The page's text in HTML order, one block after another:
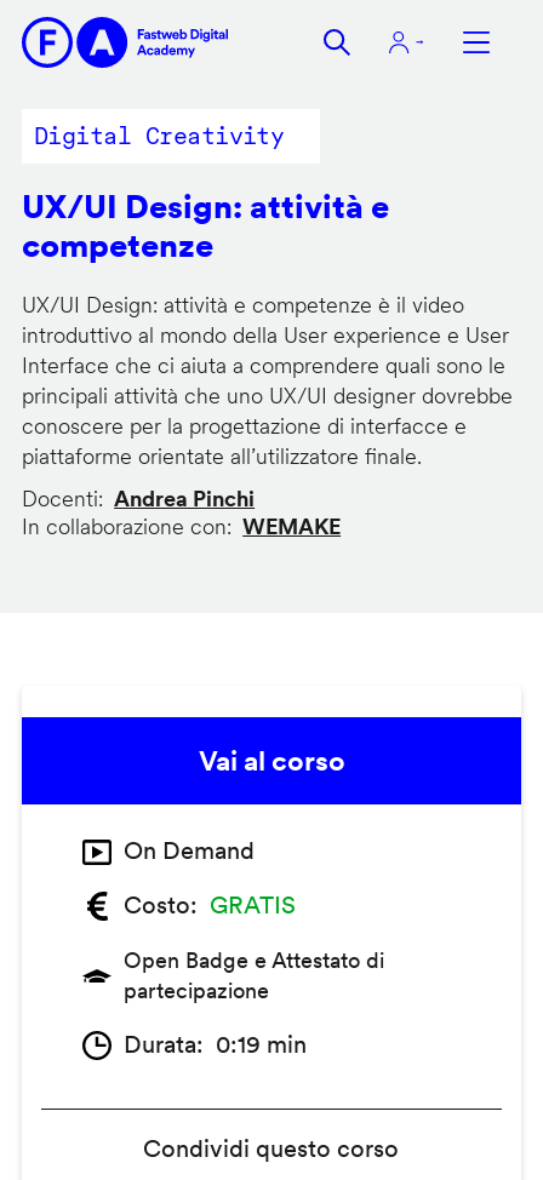
contenuto
Digital Creativity
UX/UI Design: attività e
competenze
UX/UI Design: attività e competenze è il video
introduttivo al mondo della User experience e User
Interface che ci aiuta a comprendere quali sono le
principali attività che uno UX/UI designer dovrebbe
conoscere per la progettazione di interfacce e
piattaforme orientate all’utilizzatore finale.
Docenti
Andrea Pinchi
In collaborazione con
WEMAKE
Vai al corso
On Demand
Costo
GRATIS
Open Badge e Attestato di
partecipazione
Durata 0:19 min
Condividi questo corso